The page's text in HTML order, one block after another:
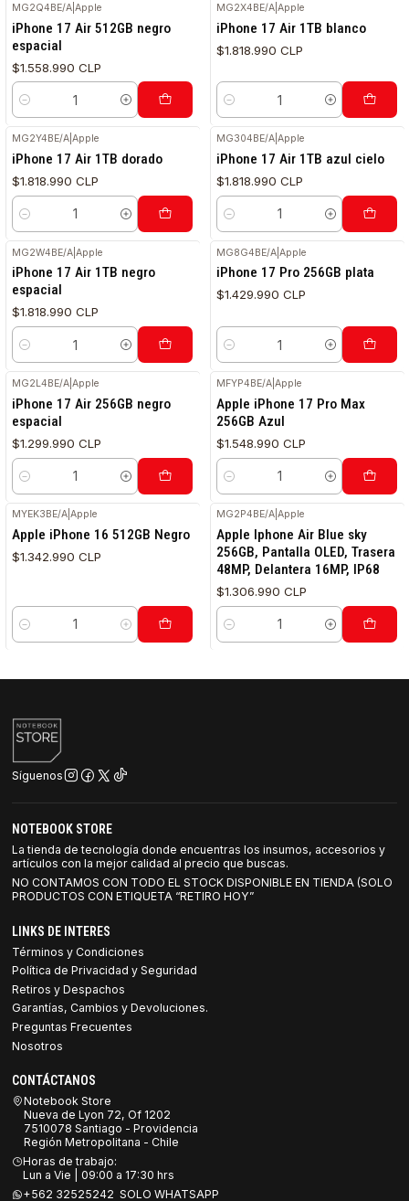
MG2Q4BE/A |Apple
iPhone 17 Air 512GB negro
espacial
$1.558.990 CLP
Cantidad
MG2X4BE/A |Apple
iPhone 17 Air 1TB blanco
$1.818.990 CLP
Cantidad
MG2Y4BE/A |Apple
iPhone 17 Air 1TB dorado
$1.818.990 CLP
Cantidad
MG304BE/A |Apple
iPhone 17 Air 1TB azul cielo
$1.818.990 CLP
Cantidad
MG2W4BE/A |Apple
iPhone 17 Air 1TB negro
espacial
$1.818.990 CLP
Cantidad
MG8G4BE/A |Apple
iPhone 17 Pro 256GB plata
$1.429.990 CLP
Cantidad
MG2L4BE/A |Apple
iPhone 17 Air 256GB negro
espacial
$1.299.990 CLP
Cantidad
MFYP4BE/A |Apple
Apple iPhone 17 Pro Max
256GB Azul
$1.548.990 CLP
Cantidad
MYEK3BE/A |Apple
Apple iPhone 16 512GB Negro
$1.342.990 CLP
Cantidad
MG2P4BE/A |Apple
Apple Iphone Air Blue sky
256GB, Pantalla OLED, Trasera
48MP, Delantera 16MP, IP68
$1.306.990 CLP
Cantidad
Síguenos
NOTEBOOK STORE
La tienda de tecnología donde encuentras los insumos, accesorios y
artículos con la mejor calidad al precio que buscas.
NO CONTAMOS CON TODO EL STOCK DISPONIBLE EN TIENDA (SOLO
PRODUCTOS CON ETIQUETA “RETIRO HOY”
LINKS DE INTERES
Términos y Condiciones
Política de Privacidad y Seguridad
Retiros y Despachos
Garantías, Cambios y Devoluciones.
Preguntas Frecuentes
Nosotros
CONTÁCTANOS
Notebook Store
Nueva de Lyon 72, Of 1202
7510078 Santiago - Providencia
Región Metropolitana - Chile
Horas de trabajo:
Lun a Vie | 09:00 a 17:30 hrs
+562 32525242 SOLO WHATSAPP